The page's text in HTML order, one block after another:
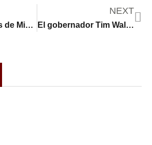
Ocho condados de Minnesota han firmado acuerdos con ICE
NEXT
El gobernador Tim Walz dijo que Minnesota tiene educación preescolar universal. ¿Es así?